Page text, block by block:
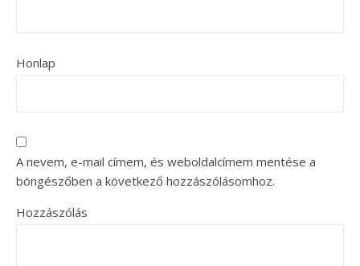
Honlap
A nevem, e-mail címem, és weboldalcímem mentése a
böngészőben a következő hozzászólásomhoz.
Hozzászólás